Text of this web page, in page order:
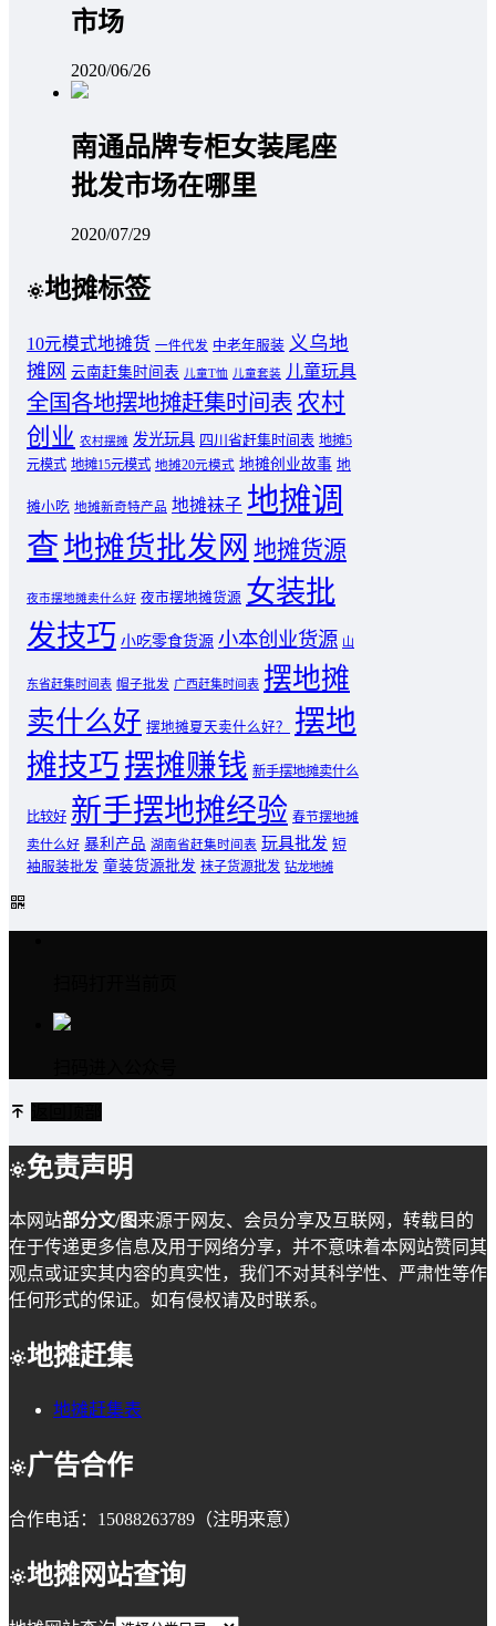
市场
2020/06/26
南通品牌专柜女装尾座
批发市场在哪里
2020/07/29
地摊标签
10元模式地摊货 一件代发 中老年服装 义乌地
摊网 云南赶集时间表 儿童T恤 儿童套装 儿童玩具
全国各地摆地摊赶集时间表 农村
创业 农村摆摊 发光玩具 四川省赶集时间表 地摊5
元模式 地摊15元模式 地摊20元模式 地摊创业故事 地
摊小吃 地摊新奇特产品 地摊袜子 地摊调
查地摊货批发网 地摊货源
夜市摆地摊卖什么好 夜市摆地摊货源 女装批
发技巧 小吃零食货源 小本创业货源 山
东省赶集时间表 帽子批发 广西赶集时间表 摆地摊
卖什么好 摆地摊夏天卖什么好？
摆地
摊技巧摆摊赚钱 新手摆地摊卖什么
比较好 新手摆地摊经验 春节摆地摊
卖什么好 暴利产品 湖南省赶集时间表 玩具批发 短
袖服装批发 童装货源批发 袜子货源批发 钻龙地摊
免责声明
本网站部分文/图来源于网友、会员分享及互联网，转载目的
在于传递更多信息及用于网络分享，并不意味着本网站赞同其
观点或证实其内容的真实性，我们不对其科学性、严肃性等作
任何形式的保证。如有侵权请及时联系。
地摊赶集
地摊赶集表
广告合作
合作电话：15088263789（注明来意）
地摊网站查询